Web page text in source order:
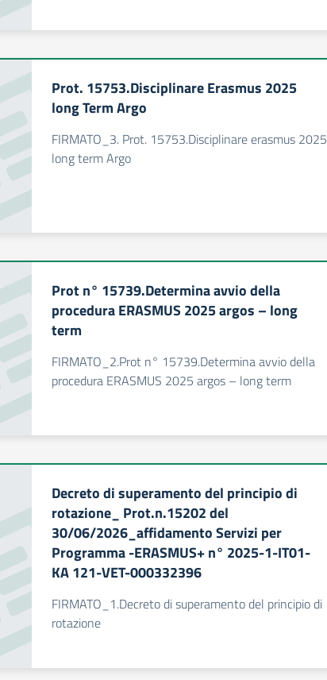
Prot. 15753.Disciplinare Erasmus 2025
long Term Argo
FIRMATO_3. Prot. 15753.Disciplinare erasmus 2025
long term Argo
Prot n° 15739.Determina avvio della
procedura ERASMUS 2025 argos – long
term
FIRMATO_2.Prot n° 15739.Determina avvio della
procedura ERASMUS 2025 argos – long term
Decreto di superamento del principio di
rotazione_ Prot.n.15202 del
30/06/2026_affidamento Servizi per
Programma -ERASMUS+ n° 2025-1-IT01-
KA 121-VET-000332396
FIRMATO_1.Decreto di superamento del principio di
rotazione